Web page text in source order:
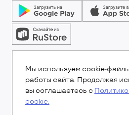
© Все права
Мы используем cookie-
работы сайта. Продолжая
вы соглашаетесь с
cookie.